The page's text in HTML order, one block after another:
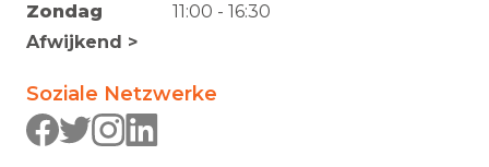
Zondag
Afwijkend >
11:00 - 16:30
Soziale Netzwerke